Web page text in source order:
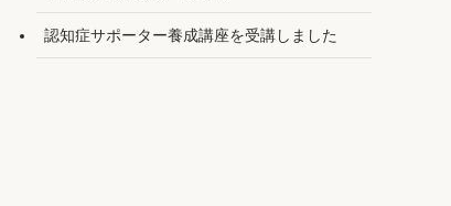
認知症サポーター養成講座を受講しました